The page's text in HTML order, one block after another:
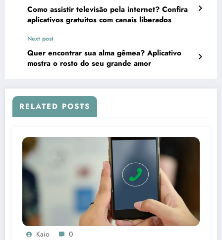
Como assistir televisão pela internet? Confira
aplicativos gratuitos com canais liberados
Next post
Quer encontrar sua alma gêmea? Aplicativo
mostra o rosto do seu grande amor
RELATED POSTS
Kaio 0